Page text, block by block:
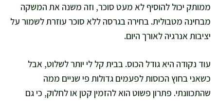
ממותק יכול להוסיף לא מעט סוכר, וזה משנה את המשקה
מבחינה מטבולית. בחירה בגרסה ללא סוכר עוזרת לשמור על
יציבות אנרגיה לאורך היום.
עוד נקודה היא גודל הכוס. בבית קל לי יותר לשלוט, אבל
כשאני בחוץ הכוסות לפעמים גדולות פי שניים ממה
שהתכוונתי. פתרון פשוט הוא להזמין קטן או לחלוק, כי גם